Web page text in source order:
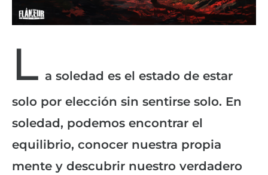
L a soledad es el estado de estar
solo por elección sin sentirse solo. En
soledad, podemos encontrar el
equilibrio, conocer nuestra propia
mente y descubrir nuestro verdadero